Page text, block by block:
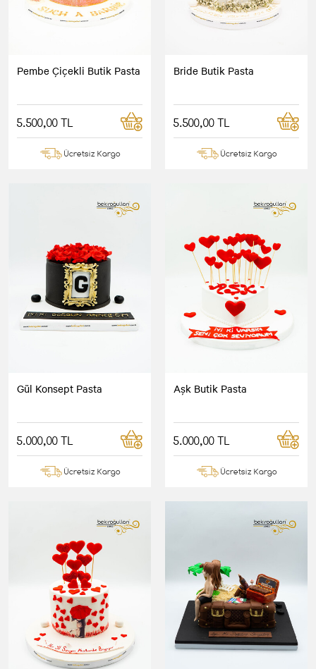
Pembe Çiçekli Butik Pasta
5.500,00 TL
Ücretsiz Kargo
Bride Butik Pasta
5.500,00 TL
Ücretsiz Kargo
Gül Konsept Pasta
5.000,00 TL
Ücretsiz Kargo
Aşk Butik Pasta
5.000,00 TL
Ücretsiz Kargo